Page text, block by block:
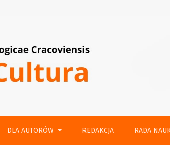
DLA AUTORÓW REDAKCJA RADA